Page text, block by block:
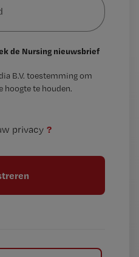
de Nursing nieuwsbrief
B.V. toestemming om
hoogte te houden.
privacy ?